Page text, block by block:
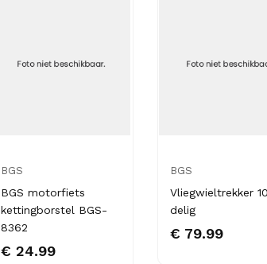
BGS
BGS motorfiets
kettingborstel BGS-
8362
€ 24.99
BGS
Vliegwieltrekker
delig
€ 79.99